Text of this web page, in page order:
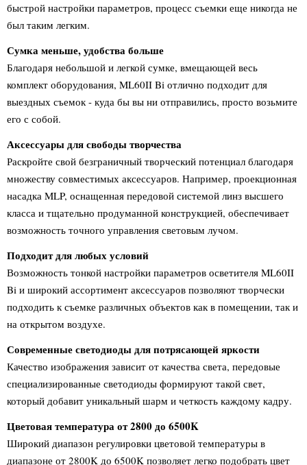
быстрой настройки параметров, процесс съемки еще никогда не
был таким легким.
Сумка меньше, удобства больше
Благодаря небольшой и легкой сумке, вмещающей весь
комплект оборудования, ML60II Bi отлично подходит для
выездных съемок - куда бы вы ни отправились, просто возьмите
его с собой.
Аксессуары для свободы творчества
Раскройте свой безграничный творческий потенциал благодаря
множеству совместимых аксессуаров. Например, проекционная
насадка MLP, оснащенная передовой системой линз высшего
класса и тщательно продуманной конструкцией, обеспечивает
возможность точного управления световым лучом.
Подходит для любых условий
Возможность тонкой настройки параметров осветителя ML60II
Bi и широкий ассортимент аксессуаров позволяют творчески
подходить к съемке различных объектов как в помещении, так и
на открытом воздухе.
Современные светодиоды для потрясающей яркости
Качество изображения зависит от качества света, передовые
специализированные светодиоды формируют такой свет,
который добавит уникальный шарм и четкость каждому кадру.
Цветовая температура от 2800 до 6500K
Широкий диапазон регулировки цветовой температуры в
диапазоне от 2800K до 6500K позволяет легко подобрать цвет